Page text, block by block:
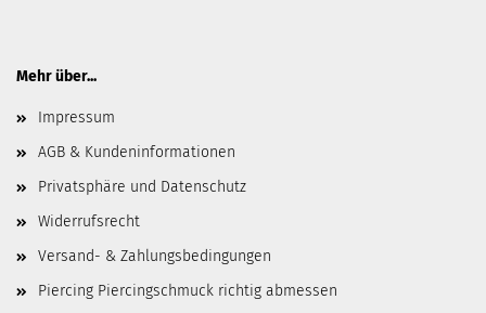
Mehr über...
Impressum
AGB & Kundeninformationen
Privatsphäre und Datenschutz
Widerrufsrecht
Versand- & Zahlungsbedingungen
Piercing Piercingschmuck richtig abmessen